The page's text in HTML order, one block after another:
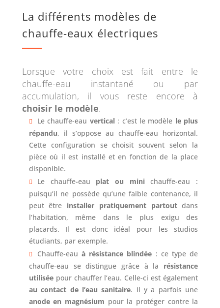
La différents modèles de
chauffe-eaux électriques
Lorsque votre choix est fait entre le
chauffe-eau instantané ou par
accumulation, il vous reste encore à
choisir le modèle.
Le chauffe-eau vertical: c’est le modèle le plus
répandu, il s’oppose au chauffe-eau horizontal.
Cette configuration se choisit souvent selon la
pièce où il est installé et en fonction de la place
disponible.
Le chauffe-eau plat ou minichauffe-eau :
puisqu’il ne possède qu’une faible contenance, il
peut être installer pratiquement partoutdans
l’habitation, même dans le plus exigu des
placards. Il est donc idéal pour les studios
étudiants, par exemple.
Chauffe-eau à résistance blindée : ce type de
chauffe-eau se distingue grâce à la résistance
utiliséepour chauffer l’eau. Celle-ci est également
au contact de l’eau sanitaire. Il y a parfois une
anode en magnésium pour la protéger contre la